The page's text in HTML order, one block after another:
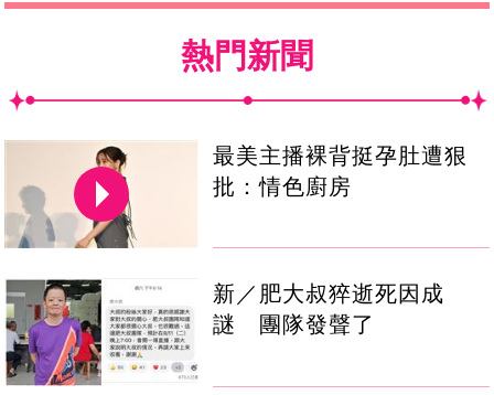
熱門新聞
最美主播裸背挺孕肚遭狠
批：情色廚房
新／肥大叔猝逝死因成
謎 團隊發聲了